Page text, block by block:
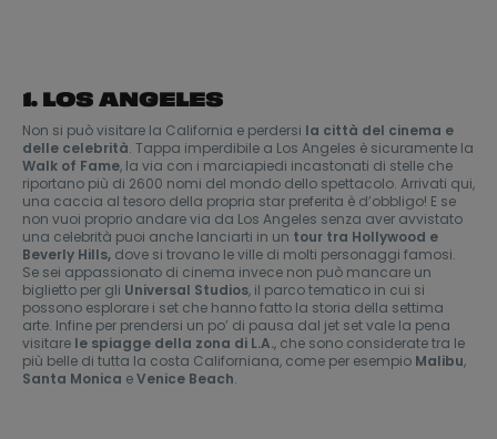
1. LOS ANGELES
Non si può visitare la California e perdersi la città del cinema e
delle celebrità. Tappa imperdibile a Los Angeles è sicuramente la
Walk of Fame, la via con i marciapiedi incastonati di stelle che
riportano più di 2600 nomi del mondo dello spettacolo. Arrivati qui,
una caccia al tesoro della propria star preferita è d’obbligo! E se
non vuoi proprio andare via da Los Angeles senza aver avvistato
una celebrità puoi anche lanciarti in un tour tra Hollywood e
Beverly Hills, dove si trovano le ville di molti personaggi famosi.
Se sei appassionato di cinema invece non può mancare un
biglietto per gli Universal Studios, il parco tematico in cui si
possono esplorare i set che hanno fatto la storia della settima
arte. Infine per prendersi un po’ di pausa dal jet set vale la pena
visitare le spiagge della zona di L.A., che sono considerate tra le
più belle di tutta la costa Californiana, come per esempio Malibu,
Santa Monica eVenice Beach.